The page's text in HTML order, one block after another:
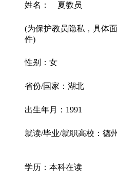
姓名： 夏教员
(为保护教员隐私，具体
件)
性别：女
省份/国家：湖北
出生年月：1991
就读/毕业/就职高校：德
学历：本科在读